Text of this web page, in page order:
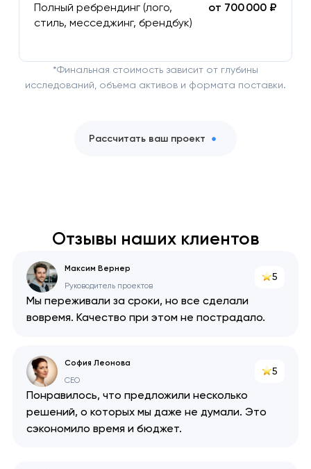
Полный ребрендинг (лого,
стиль, месседжинг, брендбук)
от 700 000 ₽
*Финальная стоимость зависит от глубины
исследований, объема активов и формата поставки.
Рассчитать ваш проект
Отзывы наших клиентов
Максим Вернер
Руководитель проектов
5
Мы переживали за сроки, но все сделали
вовремя. Качество при этом не пострадало.
София Леонова
CEO
5
Понравилось, что предложили несколько
решений, о которых мы даже не думали. Это
сэкономило время и бюджет.